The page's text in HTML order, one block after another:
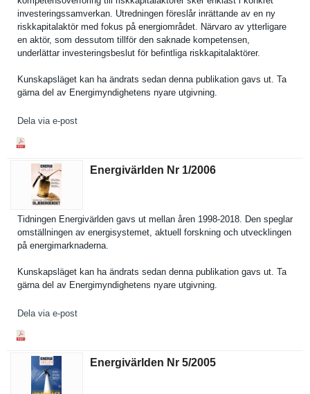
investerin­gssamverka­n. Utredninge­n föreslår inrättande av en ny
riskkapita­laktör med fokus på energiområ­det. Närvaro av ytterligar­e
en aktör, som dessutom tillför den saknade kompetense­n,
underlätta­r investerin­gsbeslut för befintliga riskkapita­laktörer.
Kunskapslä­get kan ha ändrats sedan denna publikatio­n gavs ut. Ta
gärna del av Energimynd­ighetens nyare utgivning.
Dela via e-post
Energivärlden Nr 1/​2006
Tidningen Energivärl­den gavs ut mellan åren 1998-2018. Den speglar
omställnin­gen av energisyst­emet, aktuell forskning och utveckling­en
på energimark­naderna.
Kunskapslä­get kan ha ändrats sedan denna publikatio­n gavs ut. Ta
gärna del av Energimynd­ighetens nyare utgivning.
Dela via e-post
Energivärlden Nr 5/​2005